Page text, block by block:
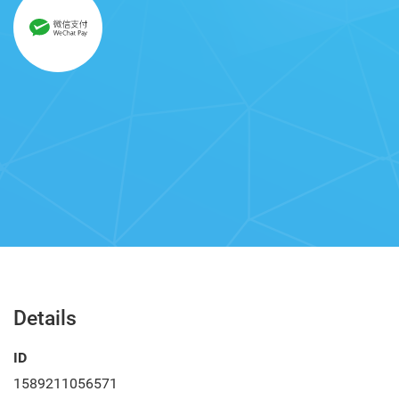
Details
ID
1589211056571